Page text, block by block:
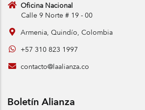
Oficina Nacional
Calle 9 Norte # 19 - 00
Armenia, Quindío, Colombia
+57 310 823 1997
contacto@laalianza.co
Boletín Alianza